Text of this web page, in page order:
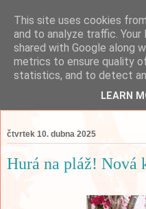
čtvrtek 10. dubna 2025
Hurá na pláž! Nová
This site uses cookies
and to analyze traffic.
shared with Google along
metrics to ensure quality
statistics, and to detect
LEARN